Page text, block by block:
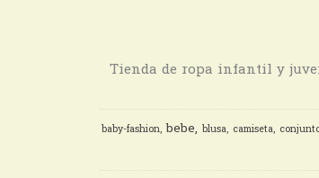
Tienda de ropa infantil y
baby-fashion bebe blusa camiseta